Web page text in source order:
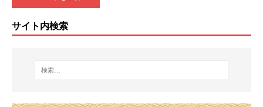
サイト内検索